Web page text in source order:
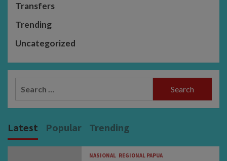
Transfers
Trending
Uncategorized
Latest Popular Trending
NASIONAL REGIONAL PAPUA